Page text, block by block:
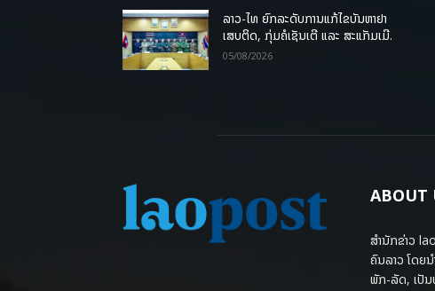
ລາວ-ໄທ ຍົກລະດັບການແກ້ໄຂບັນຫາຢາ
ເສບຕິດ, ກຸ່ມຄໍເຊັນເຕີ ແລະ ສະແກັມເມີ.
05/08/2026
ABOUT
ສຳນັກຂ່າວ
ຄົນລາວ ໂດຍ
ພັກ-ລັດ, ເປັນ